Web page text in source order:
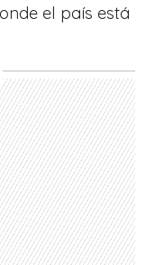
el país está